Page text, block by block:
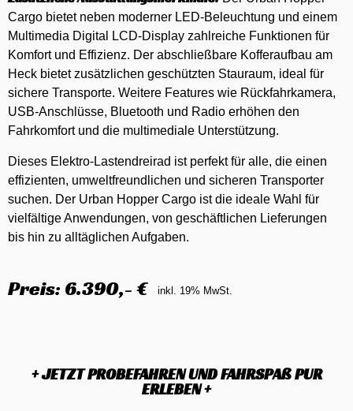
Cargo bietet neben moderner LED-Beleuchtung und einem
Multimedia Digital LCD-Display zahlreiche Funktionen für
Komfort und Effizienz. Der abschließbare Kofferaufbau am
Heck bietet zusätzlichen geschützten Stauraum, ideal für
sichere Transporte. Weitere Features wie Rückfahrkamera,
USB-Anschlüsse, Bluetooth und Radio erhöhen den
Fahrkomfort und die multimediale Unterstützung.
Dieses Elektro-Lastendreirad ist perfekt für alle, die einen
effizienten, umweltfreundlichen und sicheren Transporter
suchen. Der Urban Hopper Cargo ist die ideale Wahl für
vielfältige Anwendungen, von geschäftlichen Lieferungen
bis hin zu alltäglichen Aufgaben.
Preis: 6.390,- € inkl. 19% MwSt.
+ JETZT PROBEFAHREN UND FAHRSPAß PUR
ERLEBEN +